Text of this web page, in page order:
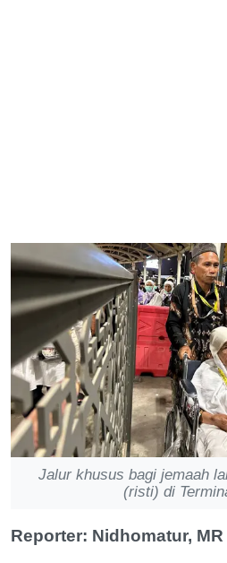
Jalur khusus bagi jemaah
(risti) di
Reporter: Nidhomatur, MR